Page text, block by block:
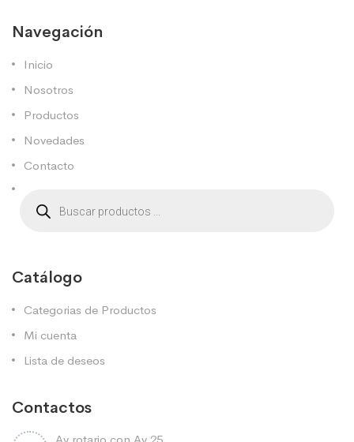
Navegación
Inicio
Nosotros
Productos
Novedades
Contacto
Catálogo
Categorias de Productos
Mi cuenta
Lista de deseos
Contactos